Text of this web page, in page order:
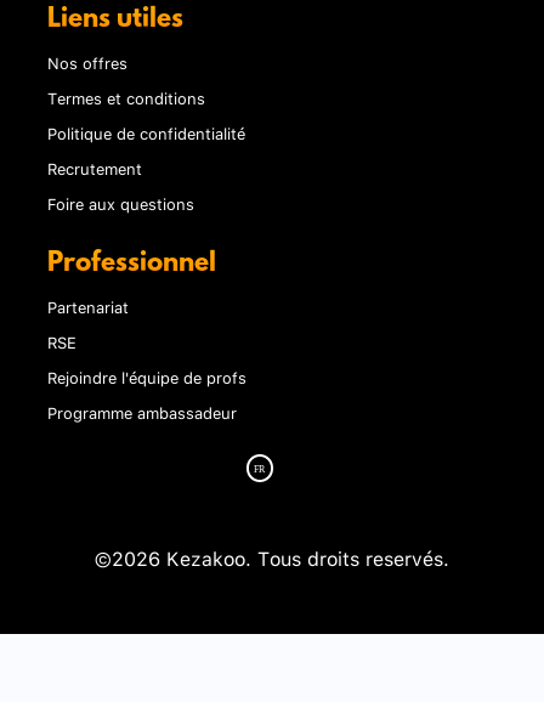
Liens utiles
Nos offres
Termes et conditions
Politique de confidentialité
Recrutement
Foire aux questions
Professionnel
Partenariat
RSE
Rejoindre l'équipe de profs
Programme ambassadeur
©2026 Kezakoo. Tous droits reservés.